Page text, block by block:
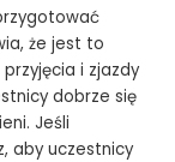
że ​​jest to
i zjazdy
dobrze się
Jeśli
aby uczestnicy